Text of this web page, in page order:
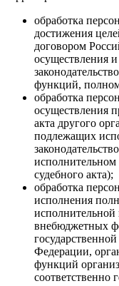
обработка
достижения
договором
осуществления
функций,
обработка
осуществления
акта другого
подлежащих
судебного акта);
обработка
исполнения
исполнительной
внебюджетных
Федерации,
функций
соответственно